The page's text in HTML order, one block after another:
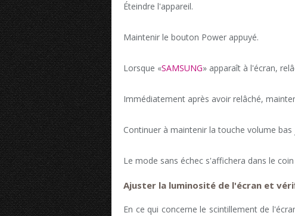
Éteindre l'appareil.
Maintenir le bouton Power appuyé.
Lorsque «SAMSUNG» apparaît à l'écran,
Immédiatement après avoir relâché,
Continuer à maintenir la touche volume
Le mode sans échec s'affichera dans le
Ajuster la luminosité de l'écran et
En ce qui concerne le scintillement de